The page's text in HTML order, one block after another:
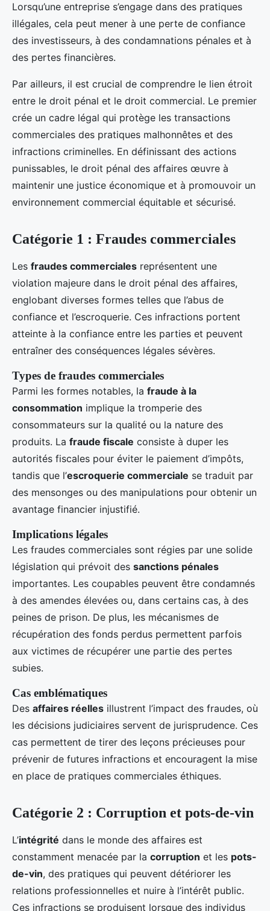
Lorsqu’une entreprise s’engage dans des pratiques
illégales, cela peut mener à une perte de confiance
des investisseurs, à des condamnations pénales et à
des pertes financières.
Par ailleurs, il est crucial de comprendre le lien étroit
entre le droit pénal et le droit commercial. Le premier
crée un cadre légal qui protège les transactions
commerciales des pratiques malhonnêtes et des
infractions criminelles. En définissant des actions
punissables, le droit pénal des affaires œuvre à
maintenir une justice économique et à promouvoir un
environnement commercial équitable et sécurisé.
Catégorie 1 : Fraudes commerciales
Les fraudes commerciales représentent une
violation majeure dans le droit pénal des affaires,
englobant diverses formes telles que l’abus de
confiance et l’escroquerie. Ces infractions portent
atteinte à la confiance entre les parties et peuvent
entraîner des conséquences légales sévères.
Types de fraudes commerciales
Parmi les formes notables, la fraude à la
consommation implique la tromperie des
consommateurs sur la qualité ou la nature des
produits. La fraude fiscale consiste à duper les
autorités fiscales pour éviter le paiement d’impôts,
tandis que l’escroquerie commerciale se traduit par
des mensonges ou des manipulations pour obtenir un
avantage financier injustifié.
Implications légales
Les fraudes commerciales sont régies par une solide
législation qui prévoit des sanctions pénales
importantes. Les coupables peuvent être condamnés
à des amendes élevées ou, dans certains cas, à des
peines de prison. De plus, les mécanismes de
récupération des fonds perdus permettent parfois
aux victimes de récupérer une partie des pertes
subies.
Cas emblématiques
Des affaires réelles illustrent l’impact des fraudes, où
les décisions judiciaires servent de jurisprudence. Ces
cas permettent de tirer des leçons précieuses pour
prévenir de futures infractions et encouragent la mise
en place de pratiques commerciales éthiques.
Catégorie 2 : Corruption et pots-de-vin
L’intégrité dans le monde des affaires est
constamment menacée par la corruption et les pots-
de-vin, des pratiques qui peuvent détériorer les
relations professionnelles et nuire à l’intérêt public.
Ces infractions se produisent lorsque des individus